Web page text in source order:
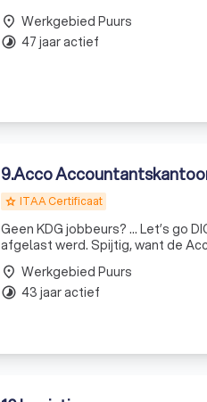
place Werkgebied Puurs
timelapse 47 jaar actief
9.Acco
grade ITAA Certificaat
Geen KDG jobbeurs? … Let’s go DIGITAL! Gisteren kwam het spijtige nieuws dat
afgelast werd. Spijtig, want de
place Werkgebied Puurs
timelapse 43 jaar actief